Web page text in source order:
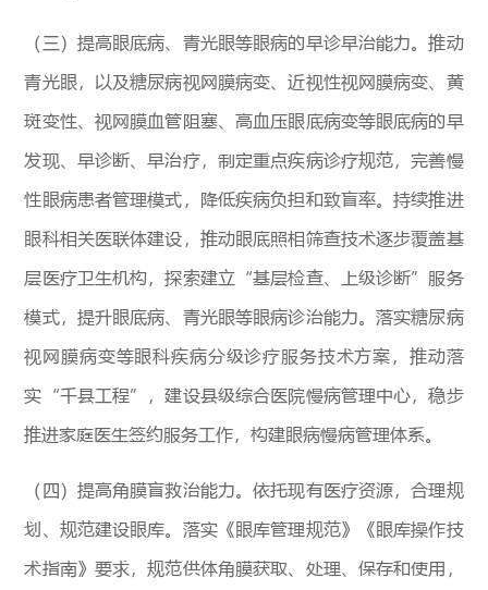
（三）提高眼底病、青光眼等眼病的早诊早治能力。推动
青光眼，以及糖尿病视网膜病变、近视性视网膜病变、黄
斑变性、视网膜血管阻塞、高血压眼底病变等眼底病的早
发现、早诊断、早治疗，制定重点疾病诊疗规范，完善慢
性眼病患者管理模式，降低疾病负担和致盲率。持续推进
眼科相关医联体建设，推动眼底照相筛查技术逐步覆盖基
层医疗卫生机构，探索建立“基层检查、上级诊断”服务
模式，提升眼底病、青光眼等眼病诊治能力。落实糖尿病
视网膜病变等眼科疾病分级诊疗服务技术方案，推动落
实“千县工程”，建设县级综合医院慢病管理中心，稳步
推进家庭医生签约服务工作，构建眼病慢病管理体系。
（四）提高角膜盲救治能力。依托现有医疗资源，合理规
划、规范建设眼库。落实《眼库管理规范》《眼库操作技
术指南》要求，规范供体角膜获取、处理、保存和使用，